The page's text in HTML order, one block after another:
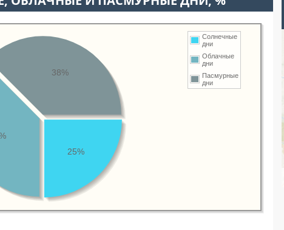
Солнечные
дни
Облачные
дни
Пасмурные
дни
25%
38%